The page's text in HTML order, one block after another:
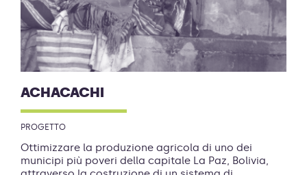
ACHACACHI
PROGETTO
Ottimizzare la produzione agricola di uno dei
municipi più poveri della capitale La Paz, Bolivia,